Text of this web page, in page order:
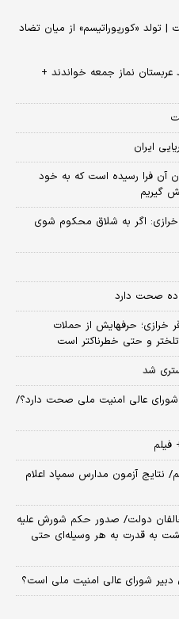
| تولد «کورپوراتیسم» از میان تضاد
عربستان نماز جمعه خواندند +
ایران
آن فرا رسیده است که به خود
گیریم
اگر به شلاق محکوم شوی
صحت دارد
خرازی؛ حرفهایش از حملات
تلختر و حتی خطرناکتر است
شد
عالی امنیت ملی صحت دارد؟/
فیلم
نتایج آزمون مدارس سمپاد اعلام
دولت/ صدور حکم شورش علیه
به قدرت به هر وسیله‌ای حتی
دبیر شورای ‌عالی امنیت ملی است؟